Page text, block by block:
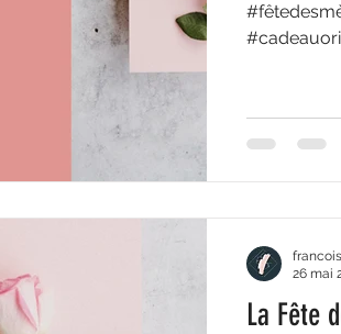
#fêtedesmères
La Fête
26 mai